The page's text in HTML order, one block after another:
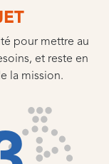
pour mettre au
et reste en
la mission.